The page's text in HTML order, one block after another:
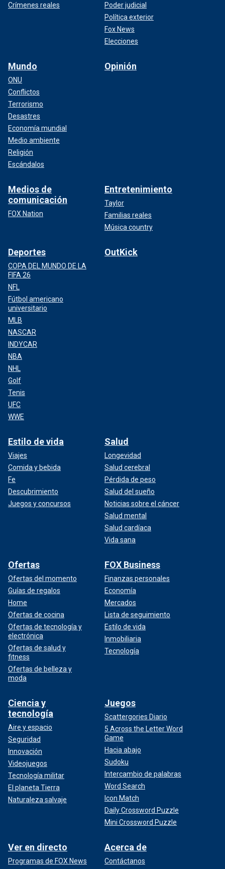
Crímenes reales
Poder judicial
Política exterior
Fox News
Elecciones
Mundo
ONU
Conflictos
Terrorismo
Desastres
Economía mundial
Medio ambiente
Religión
Escándalos
Opinión
Medios de
comunicación
FOX Nation
Entretenimiento
Taylor
Familias reales
Música country
Deportes
COPA DEL MUNDO DE LA
FIFA 26
NFL
Fútbol americano
universitario
MLB
NASCAR
INDYCAR
NBA
NHL
Golf
Tenis
UFC
WWE
OutKick
Estilo de vida
Viajes
Comida y bebida
Fe
Descubrimiento
Juegos y concursos
Salud
Longevidad
Salud cerebral
Pérdida de peso
Salud del sueño
Noticias sobre el cáncer
Salud mental
Salud cardíaca
Vida sana
Ofertas
Ofertas del momento
Guías de regalos
Home
Ofertas de cocina
Ofertas de tecnología y
electrónica
Ofertas de salud y
fitness
Ofertas de belleza y
moda
FOX Business
Finanzas personales
Economía
Mercados
Lista de seguimiento
Estilo de vida
Inmobiliaria
Tecnología
Ciencia y
tecnología
Aire y espacio
Seguridad
Innovación
Videojuegos
Tecnología militar
El planeta Tierra
Naturaleza salvaje
Juegos
Scattergories Diario
5 Across the Letter Word
Game
Hacia abajo
Sudoku
Intercambio de palabras
Word Search
Icon Match
Daily Crossword Puzzle
Mini Crossword Puzzle
Ver en directo
Programas de FOX News
Acerca de
Contáctanos